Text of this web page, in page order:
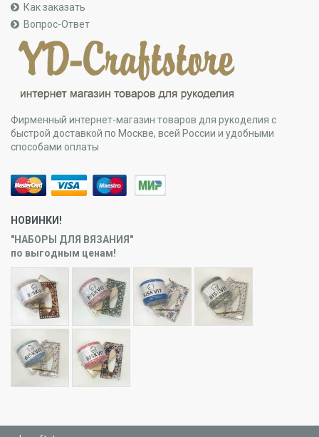
Как заказать
Вопрос-Ответ
Фирменный интернет-магазин товаров для рукоделия с
быстрой доставкой по Москве, всей России и удобными
способами оплаты
НОВИНКИ!
"НАБОРЫ ДЛЯ ВЯЗАНИЯ"
по выгодным ценам!